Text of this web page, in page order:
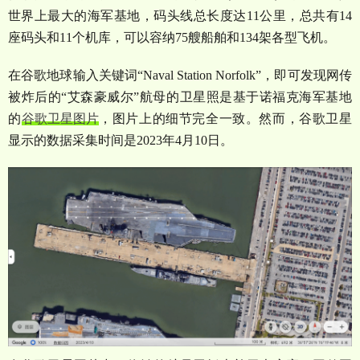
世界上最大的海军基地，码头线总长度达11公里，总共有14
座码头和11个机库，可以容纳75艘船舶和134架各型飞机。
在谷歌地球输入关键词“Naval Station Norfolk” ，即可发现网传
被炸后的“艾森豪威尔”航母的卫星照是基于诺福克海军基地
的谷歌卫星图片，图片上的细节完全一致。然而，谷歌卫星
显示的数据采集时间是2023年4月 10日。